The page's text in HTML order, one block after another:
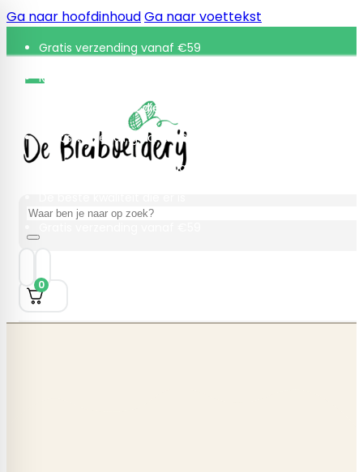
Ga naar hoofdinhoudGa naar voettekst
Gratis verzending vanaf €59
Retourneren binnen 30 dagen
De beste kwaliteit die er is
Gratis verzending vanaf €59
Retourneren binnen 30 dagen
Zoeken
0